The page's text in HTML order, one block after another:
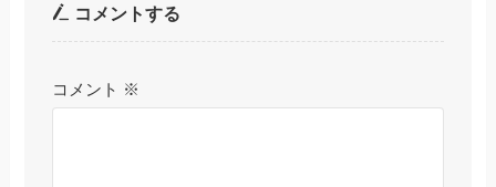
コメントする
コメント ※